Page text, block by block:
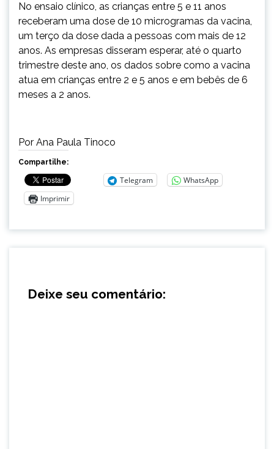
No ensaio clínico, as crianças entre 5 e 11 anos
receberam uma dose de 10 microgramas da vacina,
um terço da dose dada a pessoas com mais de 12
anos. As empresas disseram esperar, até o quarto
trimestre deste ano, os dados sobre como a vacina
atua em crianças entre 2 e 5 anos e em bebês de 6
meses a 2 anos.
Por Ana Paula Tinoco
Compartilhe:
Telegram
WhatsApp
Imprimir
Deixe seu comentário: